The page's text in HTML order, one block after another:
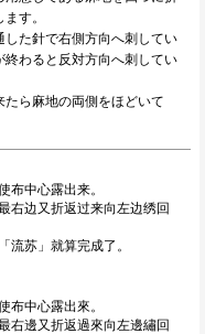
す。
した針で右側方向へ刺してい
終わると反対方向へ刺してい
たら麻地の両側をほどいて
布中心露出来。
右边又折返过来向左边绣回
流苏」就算完成了。
布中心露出來。
右邊又折返過來向左邊繡回